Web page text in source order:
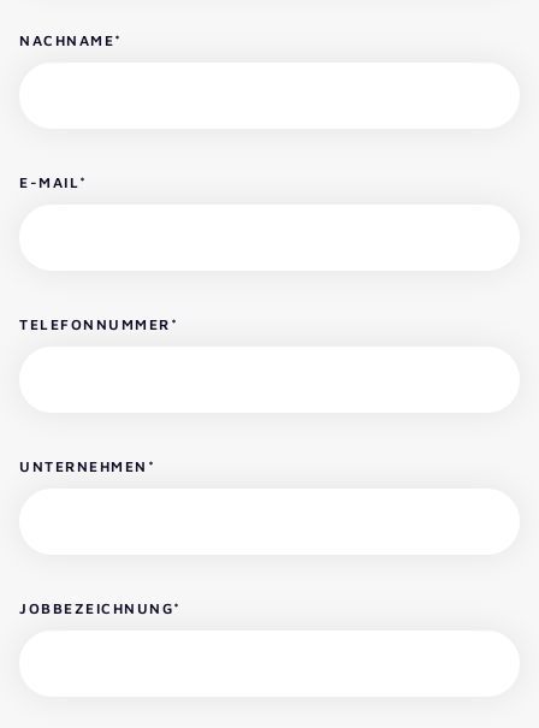
NACHNAME*
E-MAIL *
TELEFONNUMMER *
UNTERNEHMEN *
JOBBEZEICHNUNG*